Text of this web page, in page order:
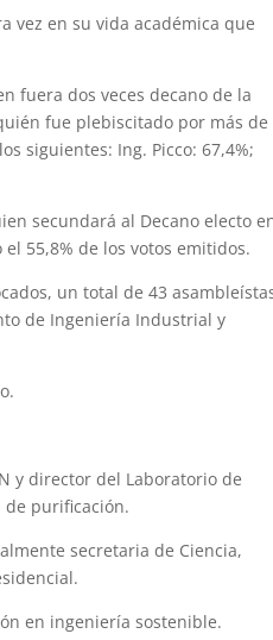
vez en su vida académica que
fuera dos veces decano de la
fue plebiscitado por más de
siguientes: Ing. Picco: 67,4%;
secundará al Decano electo
55,8% de los votos emitidos.
un total de 43
de Ingeniería Industrial y
y director del Laboratorio de
de purificación.
secretaria de Ciencia,
en ingeniería sostenible.